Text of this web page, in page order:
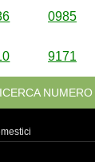
0985
9171
NUMERO